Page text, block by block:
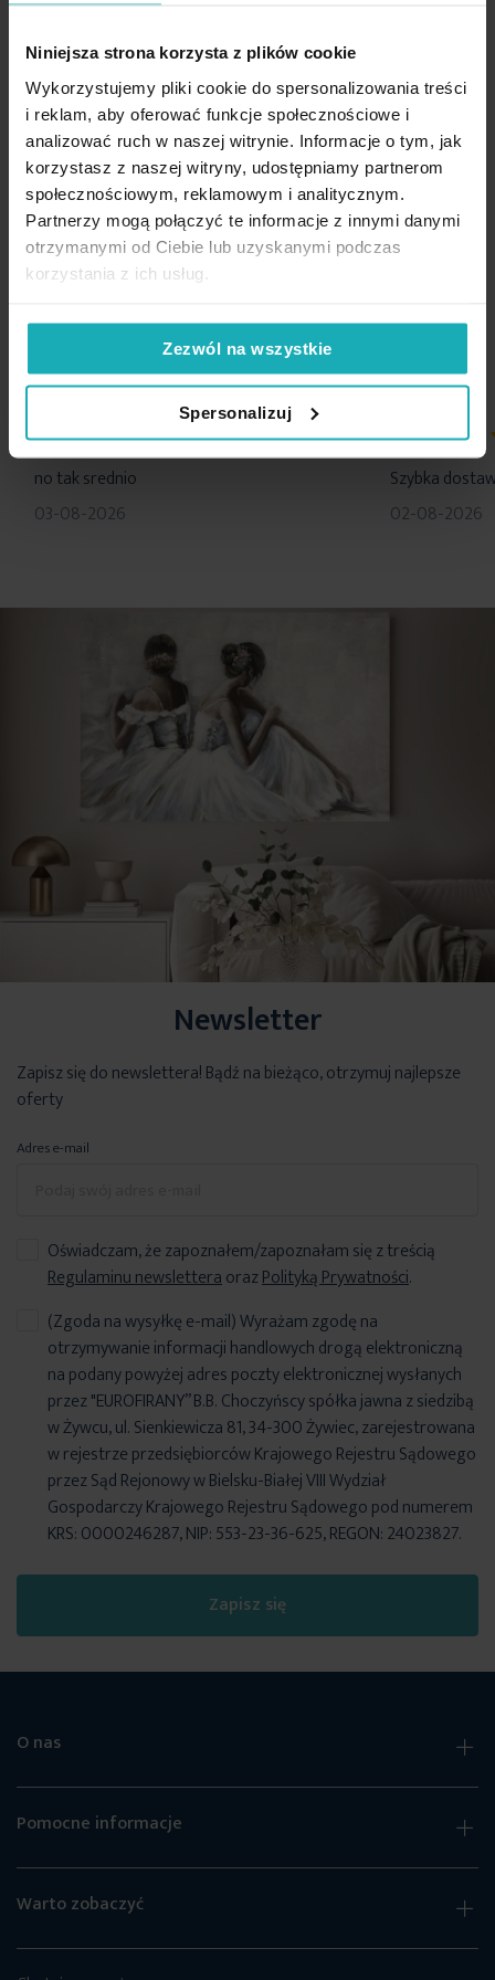
Niniejsza strona korzysta z plików cookie
Wykorzystujemy pliki cookie do spersonalizowania treści
i reklam, aby oferować funkcje społecznościowe i
analizować ruch w naszej witrynie. Informacje o tym, jak
korzystasz z naszej witryny, udostępniamy partnerom
społecznościowym, reklamowym i analitycznym.
Partnerzy mogą połączyć te informacje z innymi danymi
otrzymanymi od Ciebie lub uzyskanymi podczas
korzystania z ich usług.
Zezwól na wszystkie
Spersonalizuj
Tolerancja rozmiaru
3cm
Waga netto
1028 g
Pobierz instrukcję użytkowania i bezpieczeństwa produktu
wymiary: 140x200 cm, 1 szt 70x80cm
gramatura: 100 gsm
sposób zapięcia:zamek błyskawiczny
Nie czyścić chemicznie
Nie można wybielać i chlorować
Nie suszyć w suszarce bębnowej
Opinie potwierdzone zakupem
80%
no tak srednio
03-08-2026
100%
Szybka
02-08-2026
Newsletter
Zapisz się do newslettera! Bądź na bieżąco, otrzymuj najlepsze
oferty
Adres e-mail
Oświadczam, że zapoznałem/zapoznałam się z treścią
Regulaminu newsletteraorazPolityką Prywatności.
Zapisz się
(Zgoda na wysyłkę e-mail) Wyrażam zgodę na
otrzymywanie informacji handlowych drogą elektroniczną
na podany powyżej adres poczty elektronicznej wysłanych
przez "EUROFIRANY” B.B. Choczyńscy spółka jawna z siedzibą
w Żywcu, ul. Sienkiewicza 81, 34-300 Żywiec, zarejestrowana
w rejestrze przedsiębiorców Krajowego Rejestru Sądowego
przez Sąd Rejonowy w Bielsku-Białej VIII Wydział
Gospodarczy Krajowego Rejestru Sądowego pod numerem
KRS: 0000246287, NIP: 553-23-36-625, REGON: 24023827.
O nas
Pomocne informacje
Warto zobaczyć